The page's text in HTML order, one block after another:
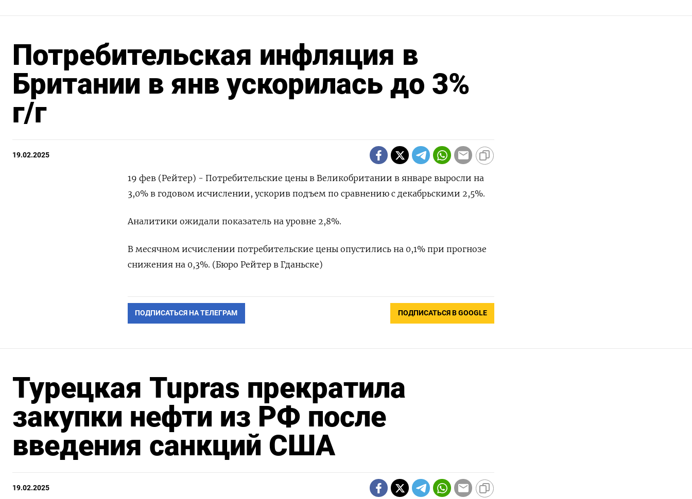
Потребительская инфляция в
Британии в янв ускорилась до 3%
г/г
19.02.2025
19 фев (Рейтер) - Потребительские цены в Великобритании в январе выросли на
3,0% в годовом исчислении, ускорив подъем по сравнению с декабрьскими 2,5%.
Аналитики ожидали показатель на уровне 2,8%.
В месячном исчислении потребительские цены опустились на 0,1% при прогнозе
снижения на 0,3%. (Бюро Рейтер в Гданьске)
ПОДПИСАТЬСЯ НА ТЕЛЕГРАМ ПОДПИСАТЬСЯ В GOOGLE
Турецкая Tupras прекратила
закупки нефти из РФ после
введения санкций США
19.02.2025